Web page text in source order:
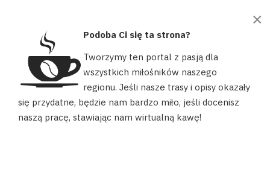
Nasz portal używa plików cookies, aby ułatwić Ci korzystanie z
naszych zasobów, dopasować treści do Twoich potrzeb oraz w
celach statystycznych. Możesz określić warunki przechowywania
×
Podoba Ci się ta strona?
Tworzymy ten portal z pasją dla
wszystkich miłośników naszego
regionu. Jeśli nasze trasy i opisy okazały
się przydatne, będzie nam bardzo miło, jeśli docenisz
naszą pracę, stawiając nam wirtualną kawę!